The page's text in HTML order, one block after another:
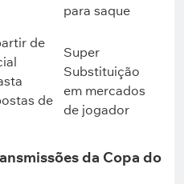
para saque
de
de
Super
Substituição
em mercados
de jogador
da Copa do